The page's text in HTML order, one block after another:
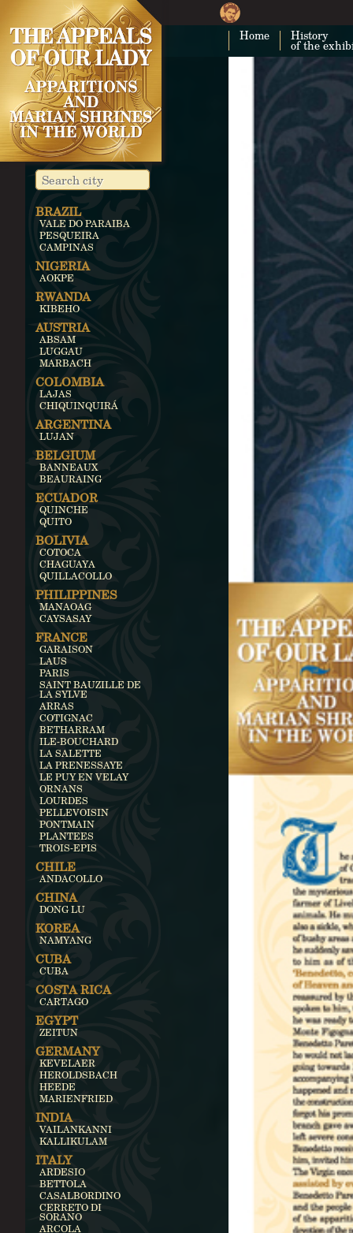
Home History
of the
BRAZIL
VALE DO PARAIBA
PESQUEIRA
CAMPINAS
NIGERIA
AOKPE
RWANDA
KIBEHO
AUSTRIA
ABSAM
LUGGAU
MARBACH
COLOMBIA
LAJAS
CHIQUINQUIRÁ
ARGENTINA
LUJAN
BELGIUM
BANNEAUX
BEAURAING
ECUADOR
QUINCHE
QUITO
BOLIVIA
COTOCA
CHAGUAYA
QUILLACOLLO
PHILIPPINES
MANAOAG
CAYSASAY
FRANCE
GARAISON
LAUS
PARIS
SAINT BAUZILLE DE
LA SYLVE
ARRAS
COTIGNAC
BETHARRAM
ILE-BOUCHARD
LA SALETTE
LA PRENESSAYE
LE PUY EN VELAY
ORNANS
LOURDES
PELLEVOISIN
PONTMAIN
PLANTEES
TROIS-EPIS
CHILE
ANDACOLLO
CHINA
DONG LU
KOREA
NAMYANG
CUBA
CUBA
COSTA RICA
CARTAGO
EGYPT
ZEITUN
GERMANY
KEVELAER
HEROLDSBACH
HEEDE
MARIENFRIED
INDIA
VAILANKANNI
KALLIKULAM
ITALY
ARDESIO
BETTOLA
CASALBORDINO
CERRETO DI
SORANO
ARCOLA